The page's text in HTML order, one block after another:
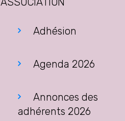
Adhésion
Agenda 2026
Annonces des
adhérents 2026